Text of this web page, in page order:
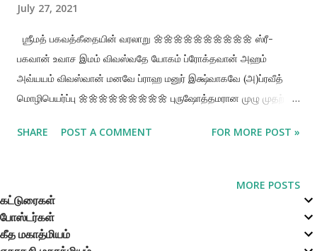
July 27, 2021
ஶ்ரீமத் பகவத்கீதையின் வரலாறு 🌼🌼🌼🌼🌼🌼🌼🌼🌼🌼 ஸ்ரீ-
பகவான் உவாச இமம் விவஸ்வதே யோகம் ப்ரோக்தவான் அஹம்
அவ்யயம் விவஸ்வான் மனவே ப்ராஹ மனுர் இக்ஷ்வாகவே (அ)ப்ரவீத்
மொழிபெயர்ப்பு 🌼🌼🌼🌼🌼🌼🌼🌼🌼 புருஷோத்தமரான முழு முதற்
நான் சூரிய தேவனான விவஸ்]வானுக்கு உபதேசித்தேன். விவஸ்]வான்
பகவத் கீதை, சூரிய கிரகத்திலிருந்து தொடங்கி, அனைத்து
கிரகங்களின் மன்னர்களுக்கும் பன்நெடுஞ்காலத்திற்கு முன்பே
உபதேசிக்கப்பட்டது என்ற சரித்திரத்தை இங்கு நாம் காண்கிறோம்.
SHARE POST A COMMENT FOR MORE POST »
MORE POSTS
கட்டுரைகள்
போஸ்டர்கள்
கீத மகாத்மியம்